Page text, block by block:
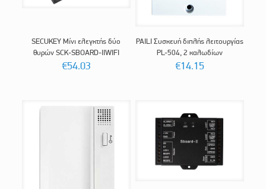
SECUKEY Μίνι ελεγκτής δύο
θυρών SCK-SBOARD-IIWIFI
€54.03
PAILI Συσκευή διπλής λειτουργίας
PL-504, 2 καλωδίων
€14.15